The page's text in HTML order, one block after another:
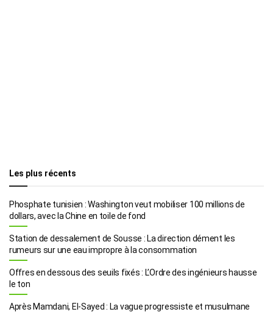
Les plus récents
Phosphate tunisien : Washington veut mobiliser 100 millions de
dollars, avec la Chine en toile de fond
Station de dessalement de Sousse : La direction dément les
rumeurs sur une eau impropre à la consommation
Offres en dessous des seuils fixés : L’Ordre des ingénieurs hausse
le ton
Après Mamdani, El-Sayed : La vague progressiste et musulmane